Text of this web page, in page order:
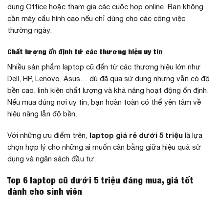
dụng Office hoặc tham gia các cuộc họp online. Bạn không
cần máy cấu hình cao nếu chỉ dùng cho các công việc
thường ngày.
Chất lượng ổn định từ các thương hiệu uy tín
Nhiều sản phẩm laptop cũ đến từ các thương hiệu lớn như
Dell, HP, Lenovo, Asus… dù đã qua sử dụng nhưng vẫn có độ
bền cao, linh kiện chất lượng và khả năng hoạt động ổn định.
Nếu mua đúng nơi uy tín, bạn hoàn toàn có thể yên tâm về
hiệu năng lẫn độ bền.
Với những ưu điểm trên, laptop giá rẻ dưới 5 triệu là lựa
chọn hợp lý cho những ai muốn cân bằng giữa hiệu quả sử
dụng và ngân sách đầu tư.
Top 6 laptop cũ dưới 5 triệu đáng mua, giá tốt
dành cho sinh viên